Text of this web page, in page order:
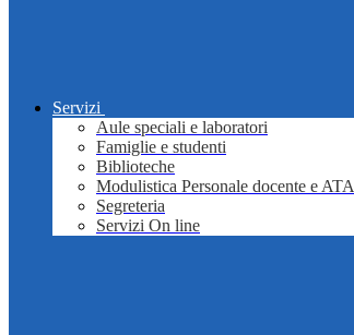
Servizi
Aule speciali e laboratori
Famiglie e studenti
Biblioteche
Modulistica Personale docente e ATA
Segreteria
Servizi On line